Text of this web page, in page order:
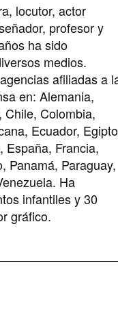
locutor, actor
profesor y
ha sido
medios.
afiliadas a
en: Alemania,
Colombia,
Ecuador,
España, Francia,
Panamá, Paraguay,
Ha
infantiles y 30
gráfico.